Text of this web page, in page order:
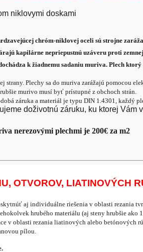
chróm-niklovej oceli sú strojne
kapilárne nepriepustnú uzáveru proti
k žiadnemu sadaniu muriva. Plech
strany. Plechy sa do muriva zarážajú pomocou
murivo musí byť prístupné z obchoch strán.
záruka a materiál je typu DIN 1.4301, každý
doživotnú záruku, ku ktorej Vám
nerezovými plechmi je 200€ za m2
OTVOROV, LIATINOVÝCH
aj individuálne riešenia v oblasti rezania
hrubého materiálu (aj steny hrubšie
v oblasti rezania liatinových alebo betónových
pílou.